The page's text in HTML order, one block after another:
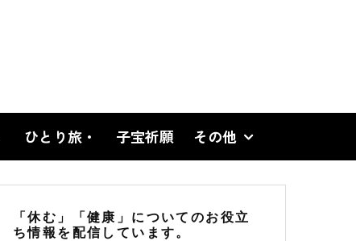
ひとり旅・ 子宝祈願 その他
「休む」「健康」についてのお役立
ち情報を配信しています。